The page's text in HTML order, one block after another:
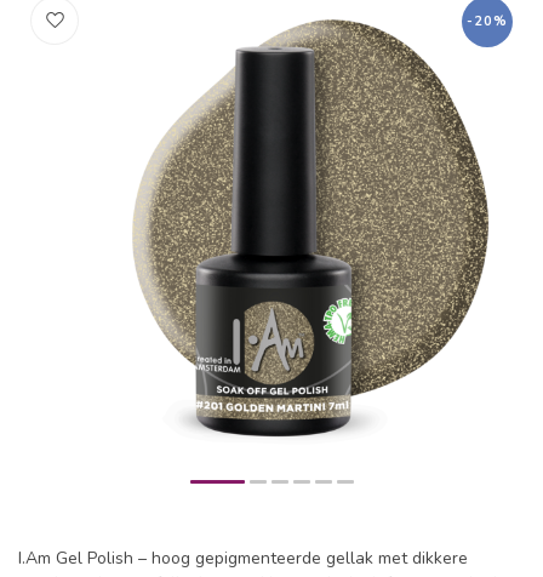
-20%
I.Am Gel Polish – hoog gepigmenteerde gellak met dikkere